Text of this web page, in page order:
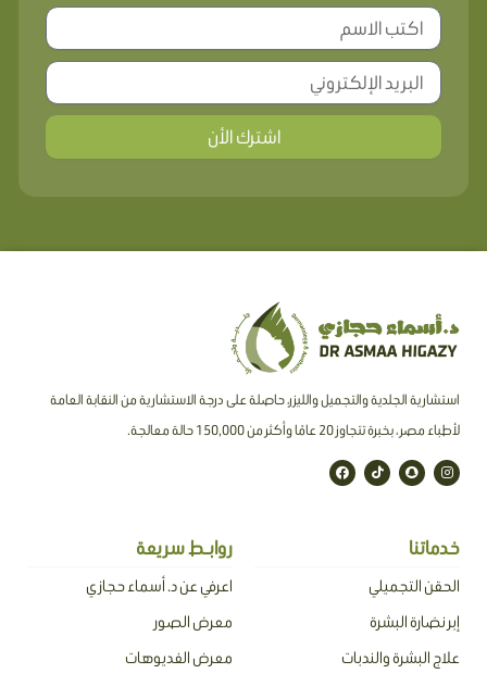
اشترك الأن
استشارية الجلدية والتجميل والليزر، حاصلة على درجة الاستشارية من النقابة العامة
لأطباء مصر ، بخبرة تتجاوز 20 عامًا وأكثر من 150,000 حالة معالجة.
I
n
s
a
S
n
a
a
t
T
i
k
F
a
c
خدماتنا
الحقن التجميلي
إبر نضارة البشرة
علاج البشرة والندبات
روابـط سريعة
اعرفي عن د. أسماء حجازي
معرض الصور
معرض الفديوهات